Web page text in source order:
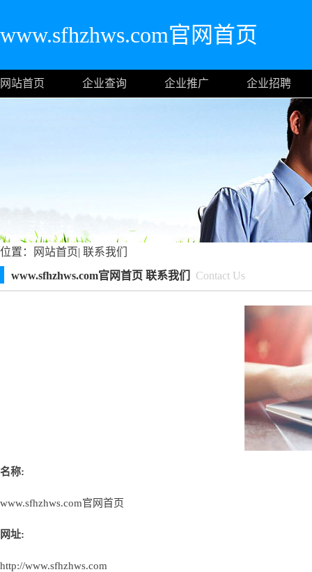
www.sfhzhws.com官网首页
网站首页 企业查询 企业推广 企业招聘
位置： 网站首页| 联系我们
www.sfhzhws.com官网首页 联系我们
Contact Us
名称:
www.sfhzhws.com官网首页
网址:
http://www.sfhzhws.com